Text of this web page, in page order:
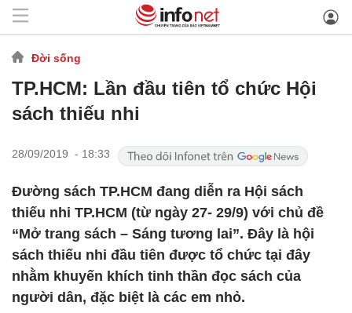
Đời sống
TP.HCM: Lần đầu tiên tổ chức Hội
sách thiếu nhi
28/09/2019 - 18:33
Đường sách TP.HCM đang diễn ra Hội sách
thiếu nhi TP.HCM (từ ngày 27- 29/9) với chủ đề
“Mở trang sách – Sáng tương lai”. Đây là hội
sách thiếu nhi đầu tiên được tổ chức tại đây
nhằm khuyến khích tinh thần đọc sách của
người dân, đặc biệt là các em nhỏ.